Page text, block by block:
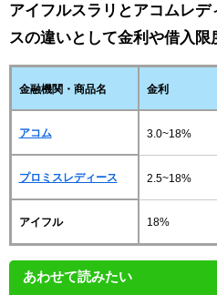
アイフルスラリ とアコムレデ
スの違いとして金利や借入限
金融機関・商品名 金利
アコム 3.0~18%
プロミスレディース 2.5~18%
アイフル 18%
あわせて読みたい